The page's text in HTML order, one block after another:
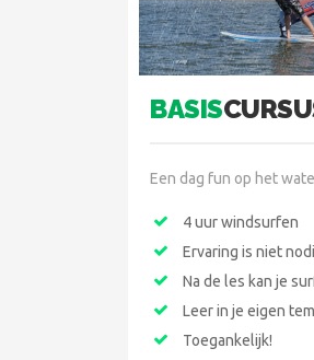
BASIS
Een dag fun op het
4 uur windsurfen
Ervaring is niet
Na de les kan je
Leer in je eigen
Toegankelijk!